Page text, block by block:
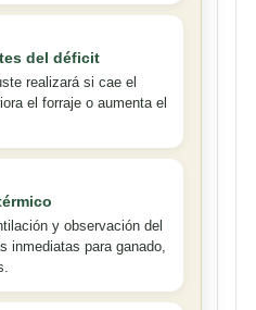
del déficit
realizará si cae el
el forraje o aumenta el
y observación del
inmediatas para ganado,